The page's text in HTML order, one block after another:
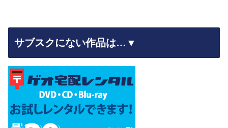
サブスクにない作品は…▼